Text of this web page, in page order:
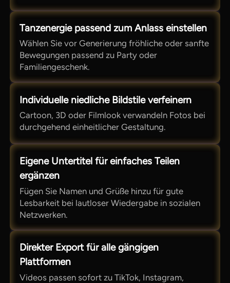
Tanzenergie passend zum Anlass einstellen
Wählen Sie vor Generierung fröhliche oder sanfte
Bewegungen passend zu Party oder
Familiengeschenk.
Individuelle niedliche Bildstile verfeinern
Cartoon, 3D oder Filmlook verwandeln Fotos bei
durchgehend einheitlicher Gestaltung.
Eigene Untertitel für einfaches Teilen
ergänzen
Fügen Sie Namen und Grüße hinzu für gute
Lesbarkeit bei lautloser Wiedergabe in sozialen
Netzwerken.
Direkter Export für alle gängigen
Plattformen
Videos passen sofort zu TikTok, Instagram,